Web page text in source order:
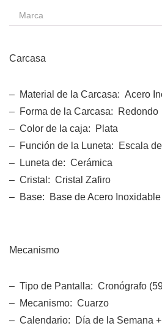
Marca
Carcasa
– Material de la Carcasa: Acero
– Forma de la Carcasa: Redondo
– Color de la caja: Plata
– Función de la Luneta: Escala
– Luneta de: Cerámica
– Cristal: Cristal Zafiro
– Base: Base de Acero Inoxidable
Mecanismo
– Tipo de Pantalla: Cronógrafo
– Mecanismo: Cuarzo
– Calendario: Día de la Semana